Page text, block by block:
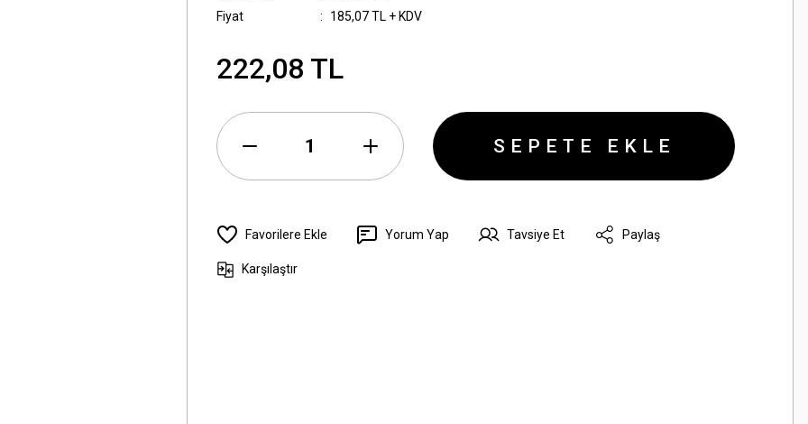
Fiyat
185,07 TL + KDV
222,08 TL
SEPETE EKLE
Yorum Yap Tavsiye Et Paylaş
Karşılaştır